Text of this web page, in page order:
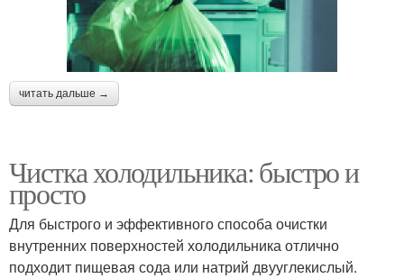
читать дальше →
Чистка холодильника: быстро и
просто
Для быстрого и эффективного способа очистки
внутренних поверхностей холодильника отлично
подходит пищевая сода или натрий двууглекислый.